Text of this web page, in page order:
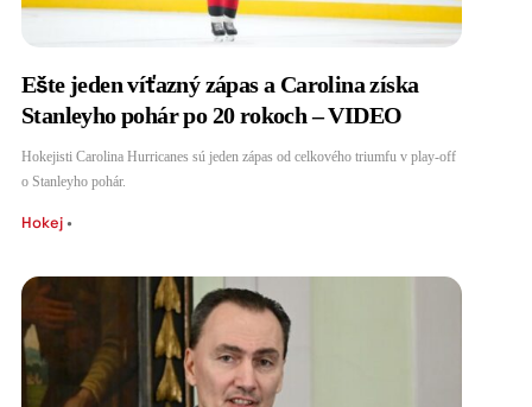
Ešte jeden víťazný zápas a Carolina získa
Stanleyho pohár po 20 rokoch – VIDEO
Hokejisti Carolina Hurricanes sú jeden zápas od celkového triumfu v play-off
o Stanleyho pohár.
Hokej•